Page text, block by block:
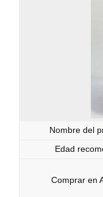
Nombre del
Edad
Comprar en